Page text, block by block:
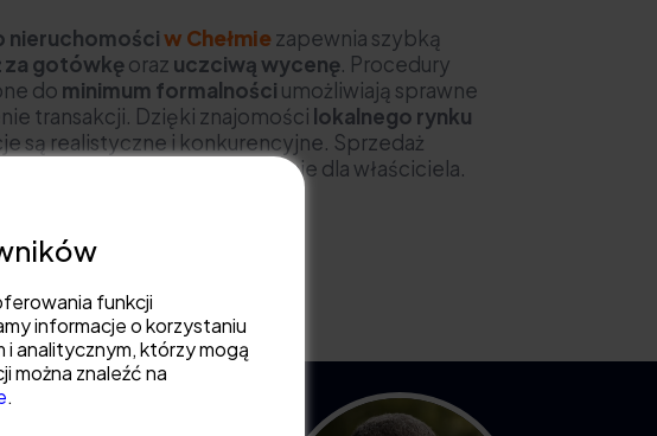
nieruchomościw Chełmiezapewnia szybką
za gotówkęoraz uczciwą wycenę. Procedury
do minimum formalności umożliwiają sprawne
transakcji. Dzięki znajomości lokalnego rynku
są realistyczne i konkurencyjne. Sprzedaż
prosto, bezpiecznie i wygodnie dla właściciela.
bezpłatną wycenę!
funkcji
informacje o korzystaniu
analitycznym, którzy mogą
można znaleźć na
.